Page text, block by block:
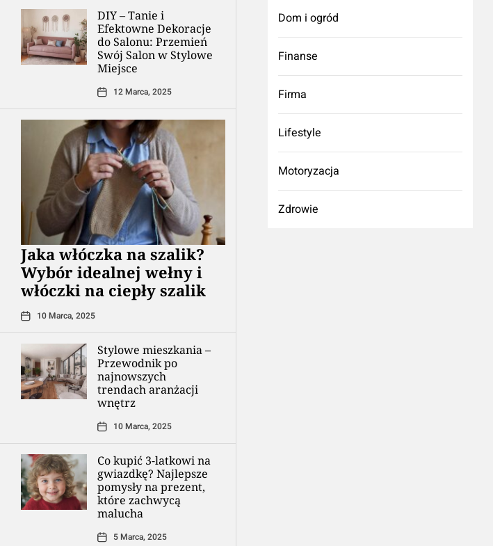
DIY – Tanie i
Efektowne Dekoracje
do Salonu: Przemień
Swój Salon w Stylowe
Miejsce
12 Marca, 2025
Jaka włóczka na szalik?
Wybór idealnej wełny i
włóczki na ciepły szalik
10 Marca, 2025
Stylowe mieszkania –
Przewodnik po
najnowszych
trendach aranżacji
wnętrz
10 Marca, 2025
Co kupić 3-latkowi na
gwiazdkę? Najlepsze
pomysły na prezent,
które zachwycą
malucha
5 Marca, 2025
Dom i ogród
Finanse
Firma
Lifestyle
Motoryzacja
Zdrowie